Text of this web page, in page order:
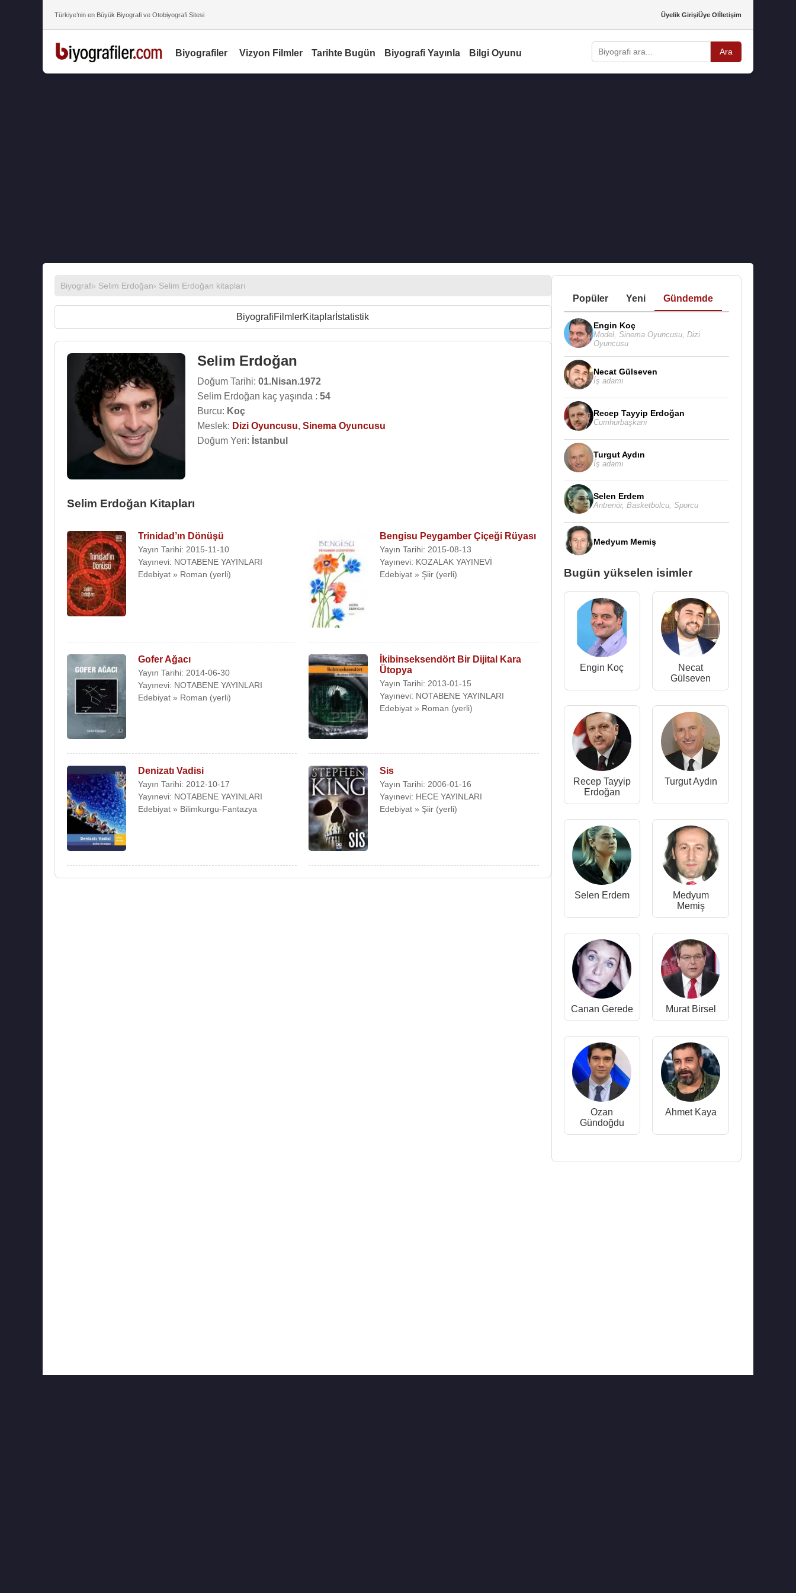
Türkiye’nin en Büyük Biyografi ve Otobiyografi Sitesi Üyelik GirişiÜye Olİletişim
Biyografiler Vizyon Filmler Tarihte Bugün Biyografi Yayınla Bilgi Oyunu Ara
Biyografi› Selim Erdoğan› Selim Erdoğan kitapları
BiyografiFilmlerKitaplar İstatistik
Selim Erdoğan
Doğum Tarihi: 01.Nisan.1972
Selim Erdoğan kaç yaşında : 54
Burcu: Koç
Meslek: Dizi Oyuncusu, Sinema Oyuncusu
Doğum Yeri: İstanbul
Selim Erdoğan Kitapları
Trinidad’ın Dönüşü
Yayın Tarihi: 2015-11-10
Yayınevi: NOTABENE YAYINLARI
Edebiyat » Roman (yerli)
Bengisu Peygamber Çiçeği Rüyası
Yayın Tarihi: 2015-08-13
Yayınevi: KOZALAK YAYINEVİ
Edebiyat » Şiir (yerli)
Gofer Ağacı
Yayın Tarihi: 2014-06-30
Yayınevi: NOTABENE YAYINLARI
Edebiyat » Roman (yerli)
İkibinseksendört Bir Dijital Kara
Ütopya
Yayın Tarihi: 2013-01-15
Yayınevi: NOTABENE YAYINLARI
Edebiyat » Roman (yerli)
Denizatı Vadisi
Yayın Tarihi: 2012-10-17
Yayınevi: NOTABENE YAYINLARI
Edebiyat » Bilimkurgu-Fantazya
Sis
Yayın Tarihi: 2006-01-16
Yayınevi: HECE YAYINLARI
Edebiyat » Şiir (yerli)
Popüler Yeni Gündemde
Engin Koç
Model, Sinema Oyuncusu, Dizi
Oyuncusu
Necat Gülseven
İş adamı
Recep Tayyip Erdoğan
Cumhurbaşkanı
Turgut Aydın
İş adamı
Selen Erdem
Antrenör, Basketbolcu, Sporcu
Medyum Memiş
Bugün yükselen isimler
Engin Koç
Necat
Gülseven
Recep Tayyip
Erdoğan
Turgut Aydın
Selen Erdem
Medyum
Memiş
Canan Gerede Murat Birsel
Ozan
Gündoğdu
Ahmet Kaya